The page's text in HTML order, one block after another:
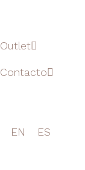
Outlet
Contacto
EN ES